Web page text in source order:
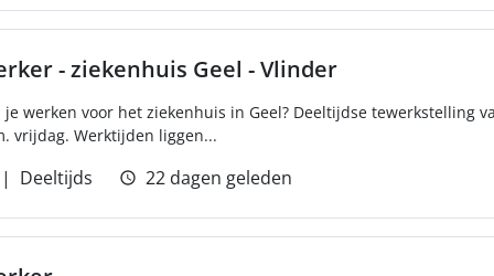
- ziekenhuis Geel - Vlinder
werken voor het ziekenhuis in Geel? Deeltijdse tewerkstelling
vrijdag. Werktijden liggen...
Deeltijds 22 dagen geleden